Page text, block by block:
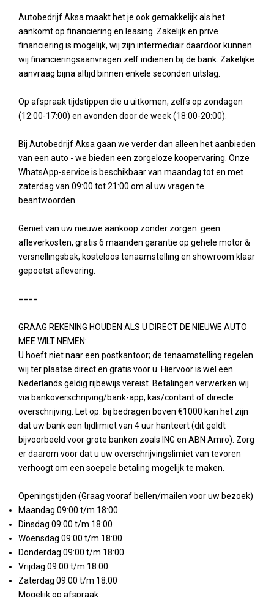
Autobedrijf Aksa maakt het je ook gemakkelijk als het
aankomt op financiering en leasing. Zakelijk en prive
financiering is mogelijk, wij zijn intermediair daardoor kunnen
wij financieringsaanvragen zelf indienen bij de bank. Zakelijke
aanvraag bijna altijd binnen enkele seconden uitslag.
Op afspraak tijdstippen die u uitkomen, zelfs op zondagen
(12:00-17:00) en avonden door de week (18:00-20:00).
Bij Autobedrijf Aksa gaan we verder dan alleen het aanbieden
van een auto - we bieden een zorgeloze koopervaring. Onze
WhatsApp-service is beschikbaar van maandag tot en met
zaterdag van 09:00 tot 21:00 om al uw vragen te
beantwoorden.
Geniet van uw nieuwe aankoop zonder zorgen: geen
afleverkosten, gratis 6 maanden garantie op gehele motor &
versnellingsbak, kosteloos tenaamstelling en showroom klaar
gepoetst aflevering.
====
GRAAG REKENING HOUDEN ALS U DIRECT DE NIEUWE AUTO
MEE WILT NEMEN:
U hoeft niet naar een postkantoor; de tenaamstelling regelen
wij ter plaatse direct en gratis voor u. Hiervoor is wel een
Nederlands geldig rijbewijs vereist. Betalingen verwerken wij
via bankoverschrijving/bank-app, kas/contant of directe
overschrijving. Let op: bij bedragen boven €1000 kan het zijn
dat uw bank een tijdlimiet van 4 uur hanteert (dit geldt
bijvoorbeeld voor grote banken zoals ING en ABN Amro). Zorg
er daarom voor dat u uw overschrijvingslimiet van tevoren
verhoogt om een soepele betaling mogelijk te maken.
Openingstijden (Graag vooraf bellen/mailen voor uw bezoek)
Maandag 09:00 t/m 18:00
Dinsdag 09:00 t/m 18:00
Woensdag 09:00 t/m 18:00
Donderdag 09:00 t/m 18:00
Vrijdag 09:00 t/m 18:00
Zaterdag 09:00 t/m 18:00
Mogelijk op afspraak